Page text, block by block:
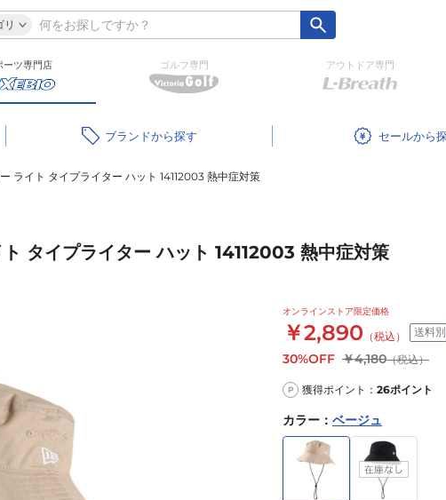
リ
ーツ専門店 ゴルフ専門 アウトドア専門
ブランド セール
ライト タイプライター ハット 14112003 熱中症対策
タイプライター ハット 14112003 熱中症対策
オンラインストア限定価格
￥2,890 （税込） 送料別
30%OFF ￥4,180（税込）
P 獲得ポイント： 26ポイント
カラー ： ベージュ